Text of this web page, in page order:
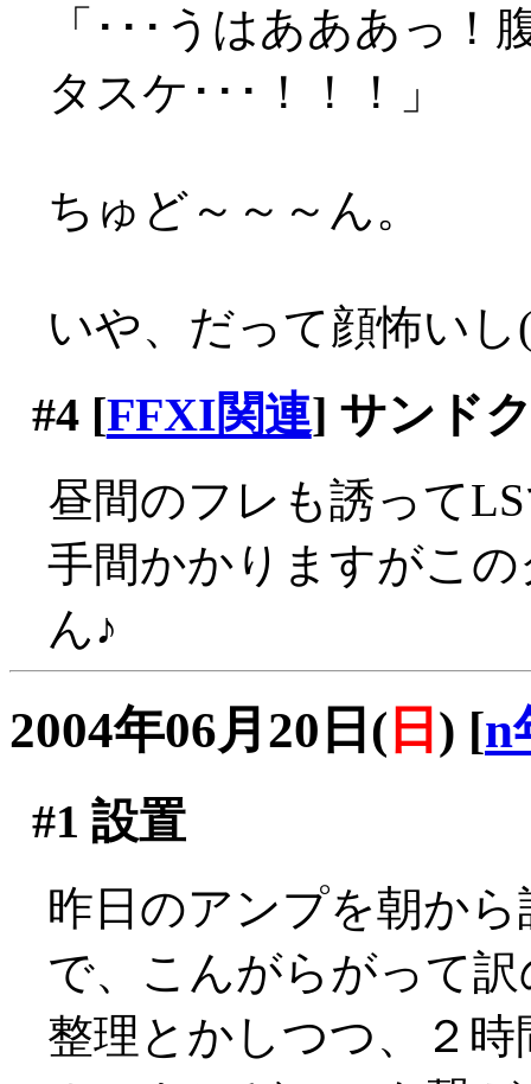
「･･･うはあああっ
タスケ･･･！！！」
ちゅど～～～ん。
いや、だって顔怖い
#4[FFXI関連] サンド
昼間のフレも誘って
手間かかりますがこ
ん♪
2004年06月20日( 日 ) [n
#1 設置
昨日のアンプを朝から
で、こんがらがって
整理とかしつつ、２時